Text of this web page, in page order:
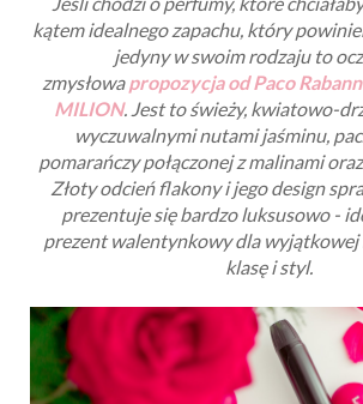
kątem idealnego zapachu, który
jedyny w swoim rodzaju to
zmysłowapropozycja od Paco
MILION. Jest to świeży, kwiatowo-
wyczuwalnymi nutami jaśminu,
pomarańczy połączonej z malinami
Złoty odcień flakony i jego design
prezentuje się bardzo luksusowo -
prezent walentynkowy dla wyjątkowej
klasę i styl.